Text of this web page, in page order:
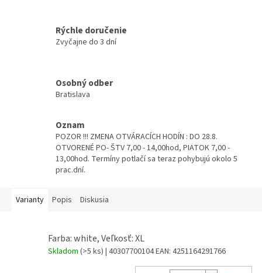
Rýchle doručenie
Zvyčajne do 3 dní
Osobný odber
Bratislava
Oznam
POZOR !!! ZMENA OTVÁRACÍCH HODÍN : DO 28.8.
OTVORENÉ PO- ŠTV 7,00 - 14,00hod, PIATOK 7,00 -
13,00hod. Termíny potlačí sa teraz pohybujú okolo 5
prac.dní.
Varianty Popis Diskusia
Farba: white, Veľkosť: XL
Skladom (>5 ks) | 40307700104EAN: 4251164291766